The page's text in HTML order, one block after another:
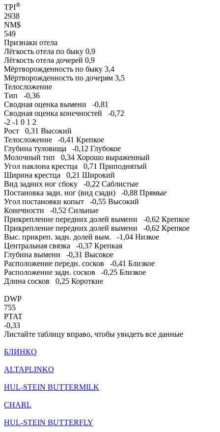
TPI®
2938
NM$
549
Признаки отела
Лёгкость отела по быку 0,9
Лёгкость отела дочерей 0,9
Мёртворожденность по быку 3,4
Мёртворожденность по дочерям 3,5
Телосложение
Тип
-0,36
Сводная оценка вымени
-0,81
Сводная оценка конечностей
-0,72
-2 -1 0 1 2
Рост
0,31 Высокий
Телосложение
-0,41 Крепкое
Глубина туловища
-0,12 Глубокое
Молочный тип
0,34 Хорошо выраженный
Угол наклона крестца
0,71 Приподнятый
Ширина крестца
0,21 Широкий
Вид задних ног сбоку
-0,22 Саблистые
Постановка задн. ног (вид сзади)
-0,88 Прямые
Угол постановки копыт
-0,55 Высокий
Конечности
-0,52 Сильные
Прикрепление передних долей вымени
-0,62 Крепкое
Прикрепление передних долей вымени
-0,62 Крепкое
Выс. прикреп. задн. долей вым.
-1,04 Низкое
Центральная связка
-0,37 Крепкая
Глубина вымени
-0,31 Высокое
Расположение передн. сосков
-0,41 Близкое
Расположение задн. сосков
-0,25 Близкое
Длина сосков
0,25 Короткие
DWP
755
PTAT
-0,33
Листайте таблицу вправо, чтобы увидеть все данные
БЛИНКО
ALTAPLINKO
HUL-STEIN BUTTERMILK
CHARL
HUL-STEIN BUTTERFLY